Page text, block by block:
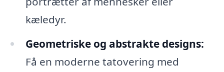
kæledyr.
Geometriske og abstrakte designs:
Få en moderne tatovering med